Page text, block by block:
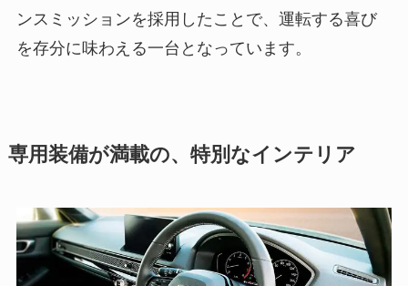
ンスミッションを採用したことで、運転する喜び
を存分に味わえる一台となっています。
専用装備が満載の、特別なインテリア